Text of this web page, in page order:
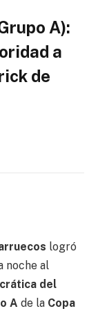
A):
a
de
logró
noche al
del
A de la Copa